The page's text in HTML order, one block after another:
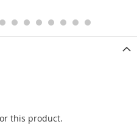
this product.